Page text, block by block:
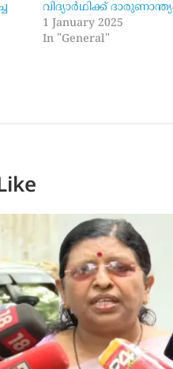
വിദ്യാർഥിക്ക്
1 January 2025
In "General"